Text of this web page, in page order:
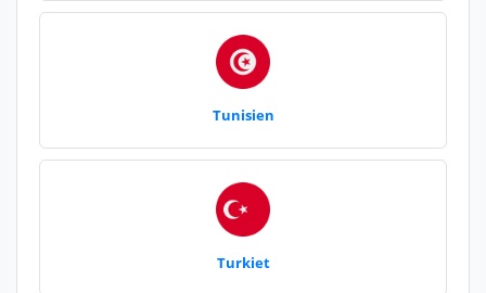
Tunisien
Turkiet